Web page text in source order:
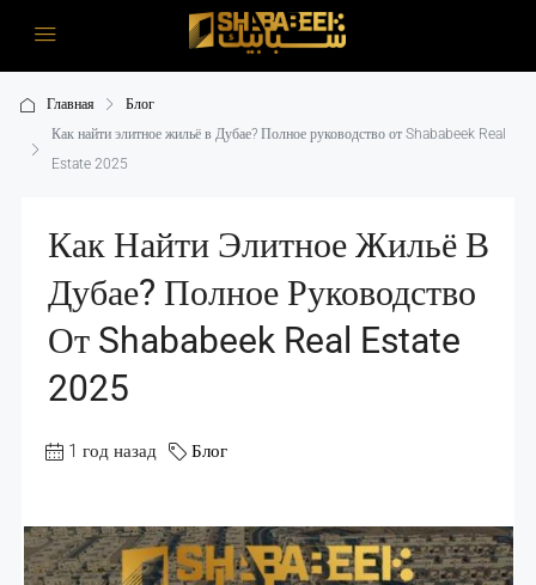
Главная
Блог
Как найти элитное жильё в Дубае? Полное руководство от Shababeek Real
Estate 2025
Как Найти Элитное Жильё В
Дубае? Полное Руководство
От Shababeek Real Estate
2025
1 год назад Блог